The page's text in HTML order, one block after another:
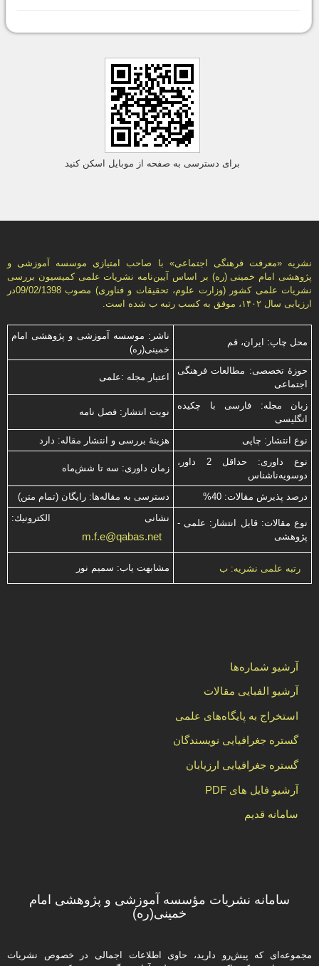
برای دسترسی به صفحه از موبایل اسکن کنید
نشریه «معرفت فرهنگی اجتماعی» با صاحب امتیازی موسسه آموزشی و
پژوهشی امام خمینی (ره) بر اساس آیین‌نامه نشریات علمی كمیسیون بررسى
نشریات علمى كشور (وزارت علوم، تحقیقات و فناورى) مصوب 09/02/1398در
ارزیابی سال ۱۴۰۲، موفق به کسب رتبه ب شده است.
محل چاپ: ایران، قم
ناشر: موسسه آموزشی و پژوهشی امام
خمینی(ره)
حوزۀ تخصصی: مطالعات فرهنگی
اجتماعی
اعتبار مجله :علمی
زبان مجله: فارسی با چكیده
انگلیسی
نوبت انتشار: فصل نامه
نوع انتشار: چاپی
هزینۀ بررسی و انتشار مقاله: دارد
نوع داوری: حداقل 2 داور،
دوسویه‌ناشناس
زمان داوری: سه تا شش‌ماه
درصد پذیرش مقالات: 40% دسترسی به مقاله‌ها: رایگان (تمام متن)
نوع مقالات: قابل انتشار: علمی -
پژوهشی
نشانی الكترونیك:
m.f.e@qabas.net
رتبه علمی نشریه: ب مشابهت ياب: سميم نور
آرشیو شماره‌ها
آرشیو الفبایی مقالات
استخراج به پایگاه‌های علمی
گستره جغرافیایی نویسندگان
گستره جغرافیایی ارزیابان
آرشیو فایل های PDF
سامانه قدیم
سامانه نشریات مؤسسه آموزشی و پژوهشی امام
خمینی(ره)
مجموعه‌ای که پیش‌رو دارید،‌ حاوی اطلاعات اجمالی در خصوص نشریات